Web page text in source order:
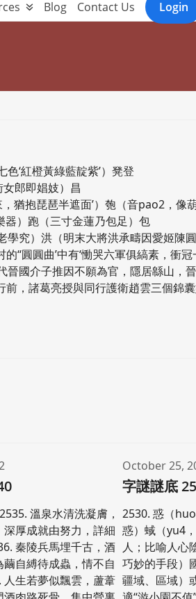
Blog Contact Us Login
‘紅橙黃綠藍靛紫’）凳登
郎即娼妓）昌
猶抱琵琶半遮面’）匏（音pao2，像
器）跑（三寸金蓮乃包足）包
學究）洪（明末大將洪承疇因愛姬陳
“圓圓曲’中有‘慟哭六軍俱縞素，衝冠
國介子推因不願為官，隱居緜山，
，諸葛亮授與同行護衛趙雲三個錦
溫泉水清洗凝膚，
厚成就由努力，詳細
秦陵兵馬埋千古，酒
自縛待成蟲，情不自
生若夢似飄雲，蘆葦
October 25,
字謎謎底
2530. 惑（
惑）蜮（yu4
人；比喻人心
巧妙的手段）
疆域、區域）